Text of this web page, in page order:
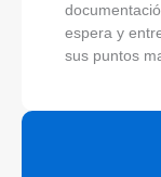
espera y
sus puntos